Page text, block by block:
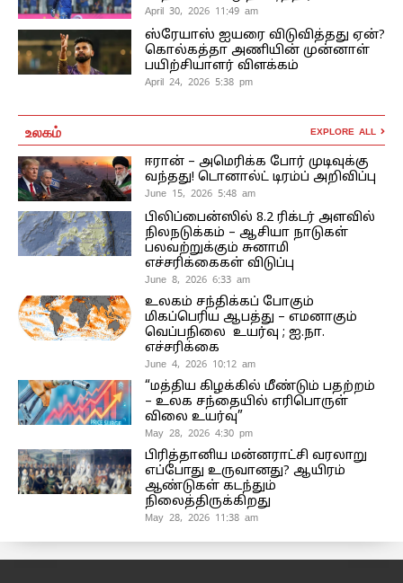
April 30, 2026 11:49 am
ஸ்ரேயாஸ் ஐயரை விடுவித்தது ஏன்?
கொல்கத்தா அணியின் முன்னாள்
பயிற்சியாளர் விளக்கம்
April 24, 2026 5:38 pm
உலகம் EXPLORE ALL
ஈரான் – அமெரிக்க போர் முடிவுக்கு
வந்தது! டொனால்ட் டிரம்ப் அறிவிப்பு
June 15, 2026 5:48 am
பிலிப்பைன்ஸில் 8.2 ரிக்டர் அளவில்
நிலநடுக்கம் – ஆசியா நாடுகள்
பலவற்றுக்கும் சுனாமி
எச்சரிக்கைகள் விடுப்பு
June 8, 2026 6:33 am
உலகம் சந்திக்கப் போகும்
மிகப்பெரிய ஆபத்து – எமனாகும்
வெப்பநிலை உயர்வு ; ஐ.நா.
எச்சரிக்கை
June 4, 2026 10:12 am
“மத்திய கிழக்கில் மீண்டும் பதற்றம்
– உலக சந்தையில் எரிபொருள்
விலை உயர்வு”
May 28, 2026 4:30 pm
பிரித்தானிய மன்னராட்சி வரலாறு
எப்போது உருவானது? ஆயிரம்
ஆண்டுகள் கடந்தும்
நிலைத்திருக்கிறது
May 28, 2026 11:38 am